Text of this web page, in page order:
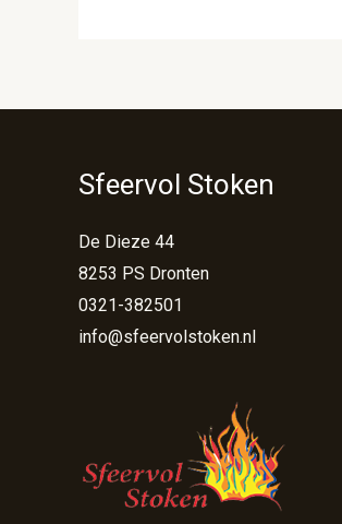
Sfeervol Stoken
De Dieze 44
8253 PS Dronten
0321-382501
info@sfeervolstoken.nl